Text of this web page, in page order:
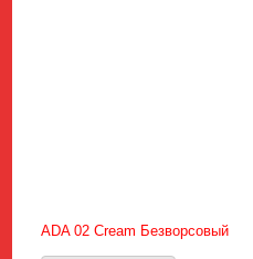
ADA 02 Cream Безворсовый